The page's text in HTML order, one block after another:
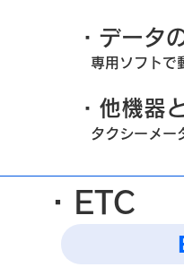
・データ
専用ソフトで
・他機器
タクシーメー
・ETC